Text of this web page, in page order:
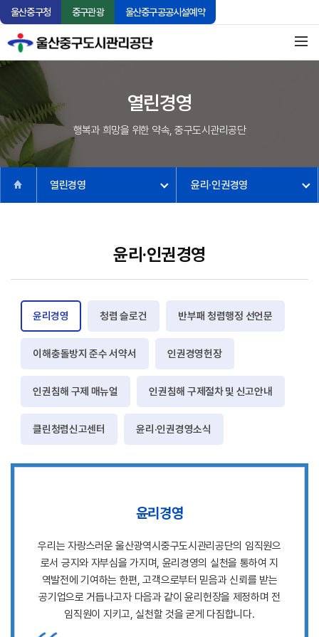
울산중구청 중구관광 울산중구공공시설예약
열린경영
행복과 희망을 위한 약속, 중구도시관리공단
열린경영 윤리·인권경영
윤리·인권경영
윤리경영 청렴 슬로건 반부패 청렴행정 선언문
이해충돌방지 준수 서약서 인권경영헌장
인권침해 구제 매뉴얼 인권침해 구제절차 및 신고안내
클린청렴신고센터 윤리·인권경영소식
윤리경영
우리는 자랑스러운 울산광역시중구도시관리공단의 임직원으
로서 긍지와 자부심을 가지며, 윤리경영의 실천을 통하여 지
역발전에 기여하는 한편, 고객으로부터 믿음과 신뢰를 받는
공기업으로 거듭나고자 다음과 같이 윤리헌장을 제정하며 전
임직원이 지키고, 실천할 것을 굳게 다짐합니다.